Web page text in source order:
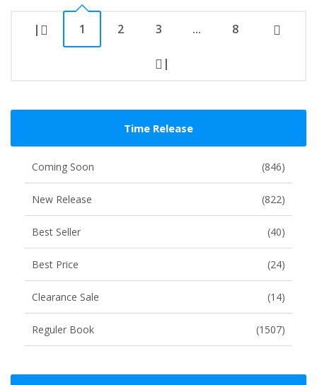
| 1 2 3 ... 8
|
Time Release
Coming Soon (846)
New Release (822)
Best Seller (40)
Best Price (24)
Clearance Sale (14)
Reguler Book (1507)